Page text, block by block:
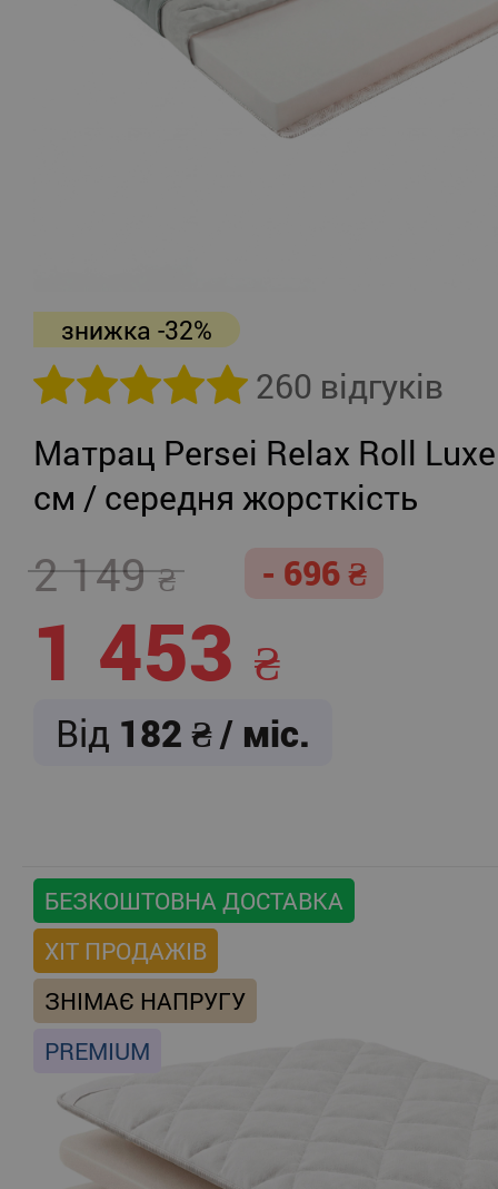
знижка -32%
260 відгуків
Матрац Persei Relax Roll
см / середня жорсткість
2 149 - 696
1 453
Від 182 / міс.
БЕЗКОШТОВНА ДОСТАВКА
ХІТ ПРОДАЖІВ
ЗНІМАЄ НАПРУГУ
PREMIUM